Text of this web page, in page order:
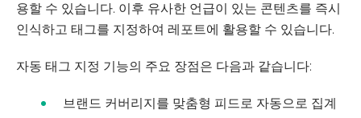
용할 수 있습니다. 이후 유사한 언급이 있는 콘텐츠를 즉시
인식하고 태그를 지정하여 레포트에 활용할 수 있습니다.
자동 태그 지정 기능의 주요 장점은 다음과 같습니다:
브랜드 커버리지를 맞춤형 피드로 자동으로 집계